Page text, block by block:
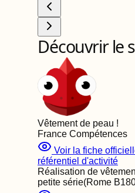
Découvrir le
Vêtement de peau !
France Compétences
Voir la fiche
référentiel d'activité
Réalisation de
petite série(Rome